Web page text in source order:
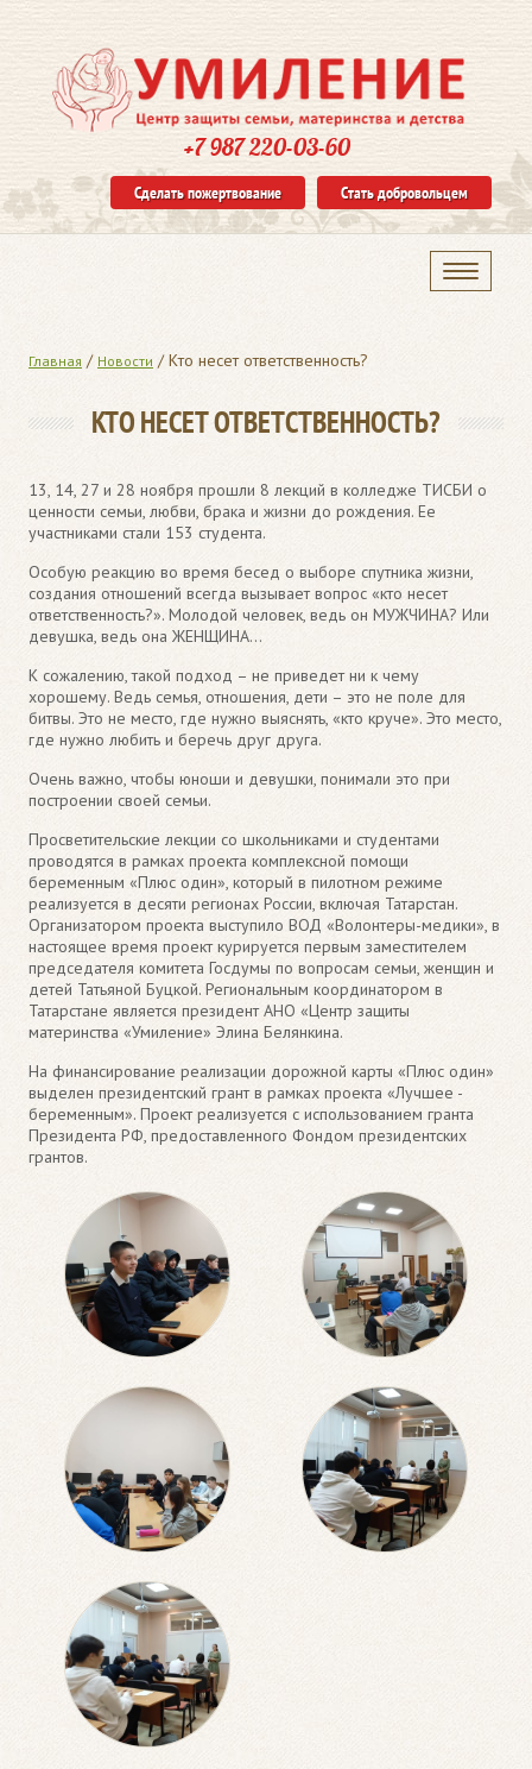
+7 987 220-03-60
Стать добровольцем
Сделать пожертвование
Главная / Новости / Кто несет ответственность?
КТО НЕСЕТ ОТВЕТСТВЕННОСТЬ?
13, 14, 27 и 28 ноября прошли 8 лекций в колледже ТИСБИ о
ценности семьи, любви, брака и жизни до рождения. Ее
участниками стали 153 студента.
Особую реакцию во время бесед о выборе спутника жизни,
создания отношений всегда вызывает вопрос «кто несет
ответственность?». Молодой человек, ведь он МУЖЧИНА? Или
девушка, ведь она ЖЕНЩИНА…
К сожалению, такой подход – не приведет ни к чему
хорошему. Ведь семья, отношения, дети – это не поле для
битвы. Это не место, где нужно выяснять, «кто круче». Это место,
где нужно любить и беречь друг друга.
Очень важно, чтобы юноши и девушки, понимали это при
построении своей семьи.
Просветительские лекции со школьниками и студентами
проводятся в рамках проекта комплексной помощи
беременным «Плюс один», который в пилотном режиме
реализуется в десяти регионах России, включая Татарстан.
Организатором проекта выступило ВОД «Волонтеры-медики», в
настоящее время проект курируется первым заместителем
председателя комитета Госдумы по вопросам семьи, женщин и
детей Татьяной Буцкой. Региональным координатором в
Татарстане является президент АНО «Центр защиты
материнства «Умиление» Элина Белянкина.
На финансирование реализации дорожной карты «Плюс один»
выделен президентский грант в рамках проекта «Лучшее -
беременным». Проект реализуется с использованием гранта
Президента РФ, предоставленного Фондом президентских
грантов.